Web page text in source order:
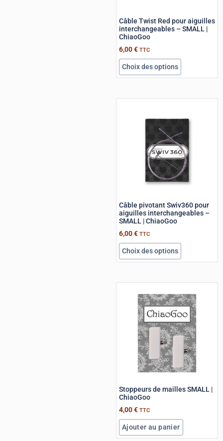
Câble Twist Red pour aiguilles
interchangeables – SMALL |
ChiaoGoo
6,00€ TTC
Choix des options
Câble pivotant Swiv360 pour
aiguilles interchangeables –
SMALL | ChiaoGoo
6,00€ TTC
Choix des options
Stoppeurs de mailles SMALL |
ChiaoGoo
4,00€ TTC
Ajouter au panier